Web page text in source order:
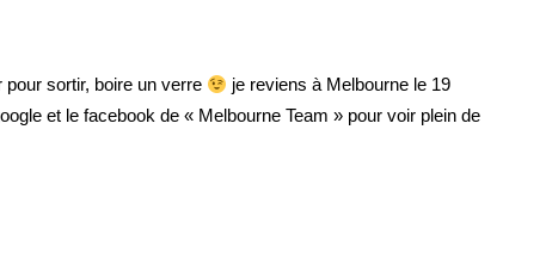
pour sortir, boire un verre
je reviens à Melbourne le 19
et le facebook de « Melbourne Team » pour voir plein de